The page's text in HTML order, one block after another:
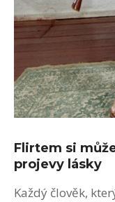
Flirtem si
projevy lásky
Každý člověk,